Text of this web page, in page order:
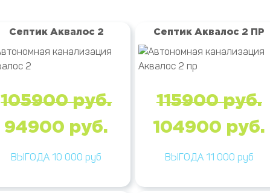
Септик Аквалос 2
105900 руб.
94900 руб.
ВЫГОДА 10 000 руб
Септик Аквалос 2 ПР
115900 руб.
104900 руб.
ВЫГОДА 11 000 руб